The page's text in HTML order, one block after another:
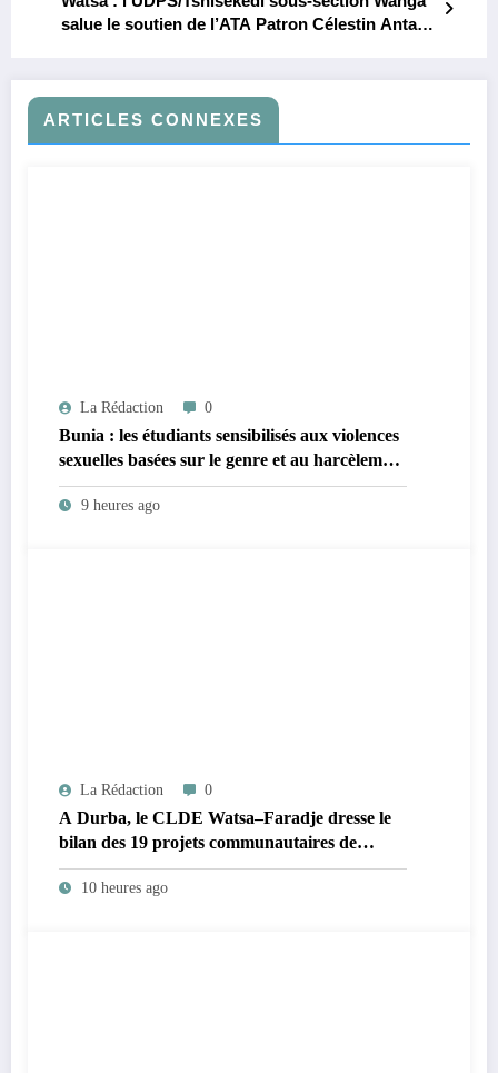
salue le soutien de l’ATA Patron Célestin Antavo
ARTICLES CONNEXES
La Rédaction 0
Bunia : les étudiants sensibilisés aux violences
sexuelles basées sur le genre et au harcèlement
sexuel en milieu universitaire
9 heures ago
La Rédaction 0
A Durba, le CLDE Watsa–Faradje dresse le
bilan des 19 projets communautaires de
cahier de charge signé avec KGM S.A et
prépare le deuxième quinquennat
10 heures ago